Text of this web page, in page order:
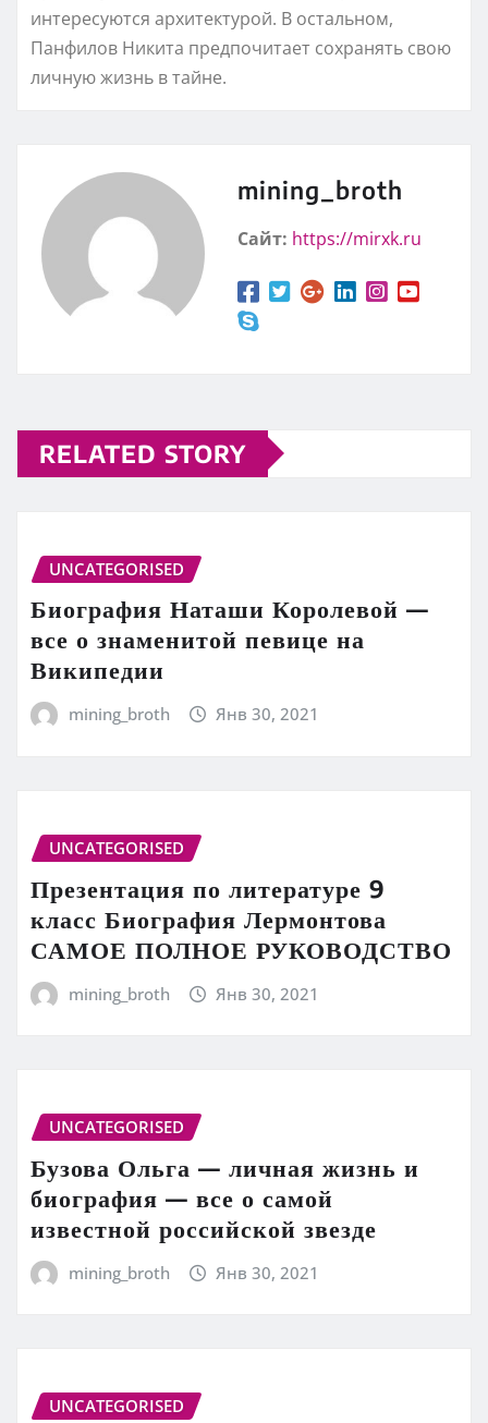
интересуются архитектурой. В остальном,
Панфилов Никита предпочитает сохранять свою
личную жизнь в тайне.
mining_broth
Сайт: https://mirxk.ru
RELATED STORY
UNCATEGORISED
Биография Наташи Королевой —
все о знаменитой певице на
Википедии
mining_broth Янв 30, 2021
UNCATEGORISED
Презентация по литературе 9
класс Биография Лермонтова
САМОЕ ПОЛНОЕ РУКОВОДСТВО
mining_broth Янв 30, 2021
UNCATEGORISED
Бузова Ольга — личная жизнь и
биография — все о самой
известной российской звезде
mining_broth Янв 30, 2021
UNCATEGORISED